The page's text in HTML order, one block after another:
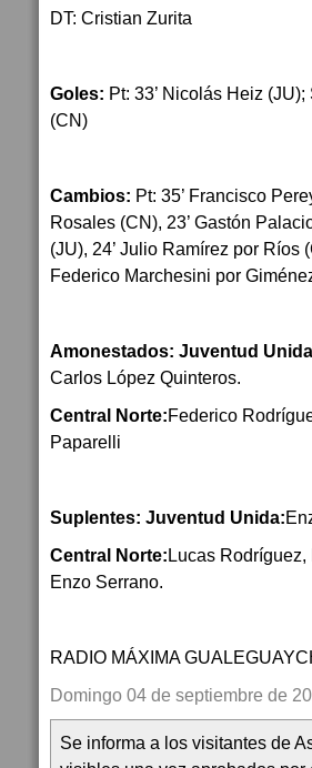
DT: Cristian Zurita
Goles: Pt: 33’ Nicolás Heiz
(CN)
Cambios: Pt: 35’ Francisco
Rosales (CN), 23’ Gastón
(JU), 24’ Julio Ramírez por Ríos
Federico Marchesini por
Amonestados: Juventud
Carlos López Quinteros.
Central Norte:Federico
Paparelli
Suplentes: Juventud Unida:
Central Norte:Lucas
Enzo Serrano.
RADIO MÁXIMA
Domingo 04 de septiembre de
Se informa a los visitantes de